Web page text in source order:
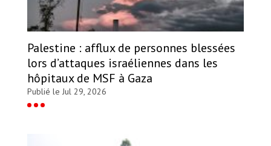
Palestine : afflux de personnes blessées
lors d’attaques israéliennes dans les
hôpitaux de MSF à Gaza
Publié le Jul 29, 2026